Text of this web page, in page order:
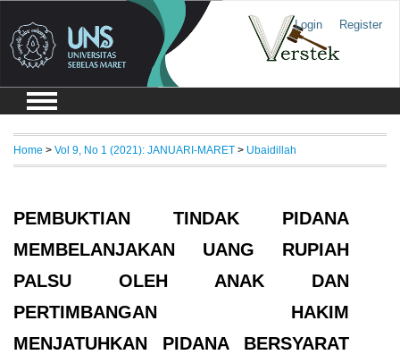
Login Register
Home > Vol 9, No 1 (2021): JANUARI-MARET > Ubaidillah
PEMBUKTIAN TINDAK PIDANA
MEMBELANJAKAN UANG RUPIAH
PALSU OLEH ANAK DAN
PERTIMBANGAN HAKIM
MENJATUHKAN PIDANA BERSYARAT